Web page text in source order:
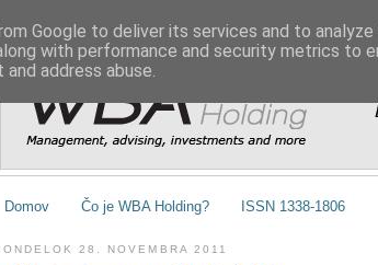
Domov Čo je WBA Holding? ISSN 1338-1806
28. NOVEMBRA 2011
Google to deliver its services and to
with performance and security metrics to
address abuse.